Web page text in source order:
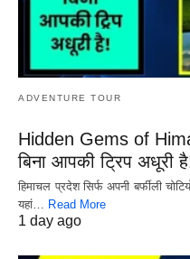
ADVENTURE TOUR
Hidden Gems of
बिना आपकी ट्रिप अधूरी
हिमाचल प्रदेश सिर्फ अपनी बर्फीली
यहां… Read More
1 day ago